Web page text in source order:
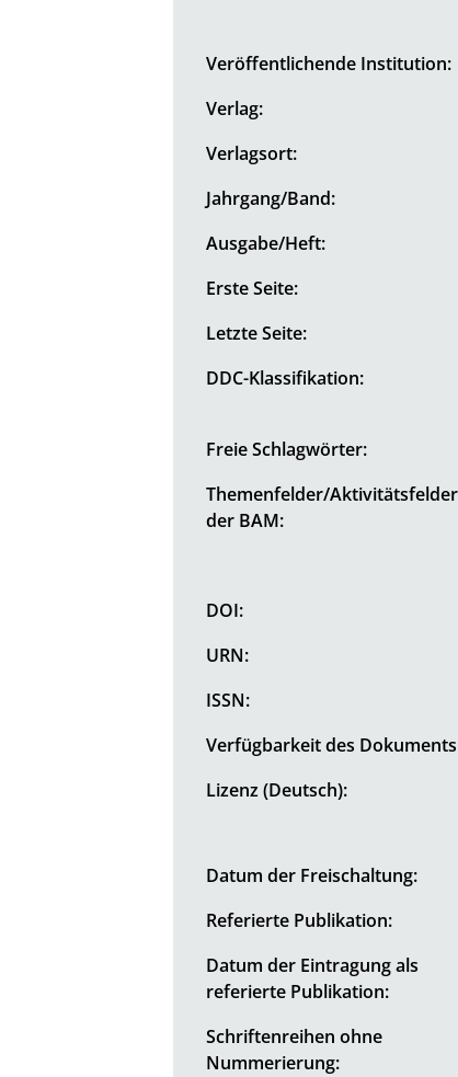
Veröffentlichende Institution:
Verlag:
Verlagsort:
Jahrgang/Band:
Ausgabe/Heft:
Erste Seite:
Letzte Seite:
DDC-Klassifikation:
Freie Schlagwörter:
Themenfelder/Aktivitätsfelder
der BAM:
DOI:
URN:
ISSN:
Verfügbarkeit des
Lizenz (Deutsch):
Datum der Freischaltung:
Referierte Publikation:
Datum der Eintragung als
referierte Publikation:
Schriftenreihen ohne
Nummerierung: